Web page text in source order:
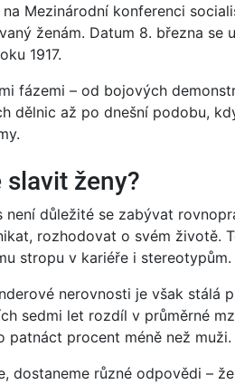
Mezinárodní konferenci
ženám. Datum 8. března se
1917.
fázemi – od bojových
dělnic až po dnešní podobu,
ženy?
důležité se zabývat
rozhodovat o svém životě.
stropu v kariéře i stereotypům.
nerovnosti je však stálá
sedmi let rozdíl v průměrné
patnáct procent méně než muži.
dostaneme různé odpovědi –